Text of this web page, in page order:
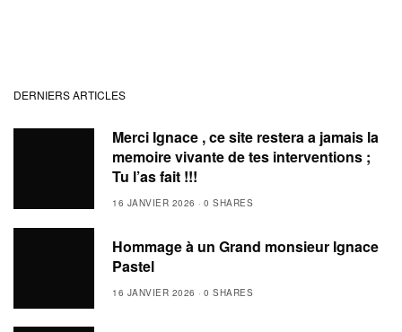
DERNIERS ARTICLES
Merci Ignace , ce site restera a jamais la
memoire vivante de tes interventions ;
Tu l’as fait !!!
16 JANVIER 2026 0 SHARES
Hommage à un Grand monsieur Ignace
Pastel
16 JANVIER 2026 0 SHARES